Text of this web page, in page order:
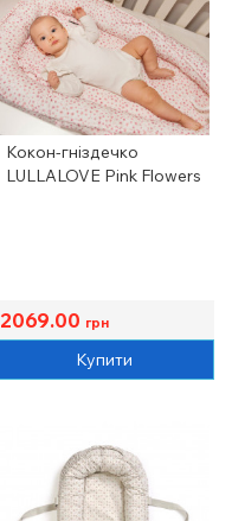
Кокон-гніздечко
LULLALOVE Pink Flowers
2069.00 грн
Купити